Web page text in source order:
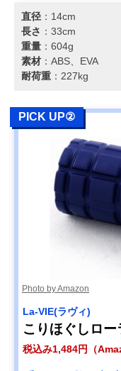
直径 ：14cm
長さ ：33cm
重量 ：604g
素材 ：ABS、EVA
耐荷重 ：227kg
PICK UP②
Photo by Amazon
La-VIE(ラヴィ)
こりほぐしロ
税込み1,484円（